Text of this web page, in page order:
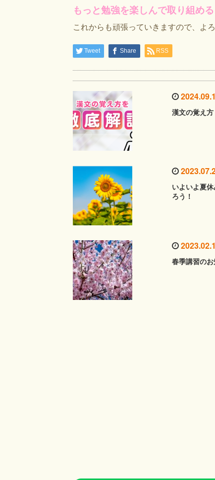
もっと勉強を楽しんで取り組め
これからも頑張っていきますので、よ
Tweet Share RSS
漢文の覚え
いよいよ夏
ろう！
2023.02.1
春季講習の